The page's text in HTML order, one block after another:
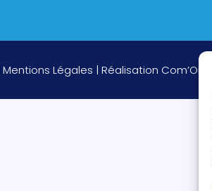
Mentions Légales | Réalisation Com’On